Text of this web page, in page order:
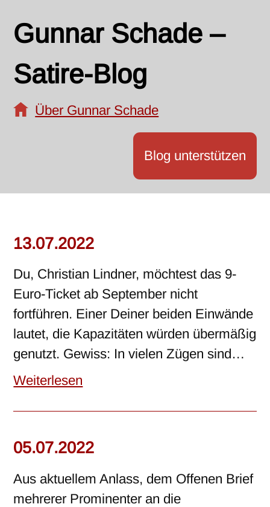
Gunnar Schade –
Satire-Blog
Über Gunnar Schade
Blog unterstützen
13.07.2022
Du, Christian Lindner, möchtest das 9-
Euro-Ticket ab September nicht
fortführen. Einer Deiner beiden Einwände
lautet, die Kapazitäten würden übermäßig
genutzt. Gewiss: In vielen Zügen sind…
Weiterlesen
05.07.2022
Aus aktuellem Anlass, dem Offenen Brief
mehrerer Prominenter an die